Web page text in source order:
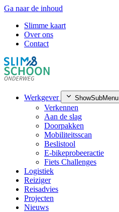
Ga naar de inhoud
Slimme kaart
Over ons
Contact
Werkgever ShowSubMenu
Verkennen
Aan de slag
Doorpakken
Mobiliteitsscan
Beslistool
E-bikeprobeeractie
Fiets Challenges
Logistiek
Reiziger
Reisadvies
Projecten
Nieuws